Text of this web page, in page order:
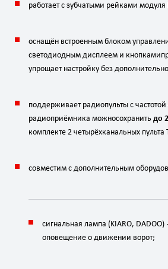
работаетс зубчатыми рейками модуля
оснащён встроенным блоком
светодиодным дисплеем и кнопками
упрощаетнастройку без
поддерживаетрадиопульты с частотой
радиоприёмника можносохранить до
комплекте 2 четырёхканальных пульта
совместим с дополнительным
сигнальная лампа (KIARO, DADOO)
оповещение о движении ворот;